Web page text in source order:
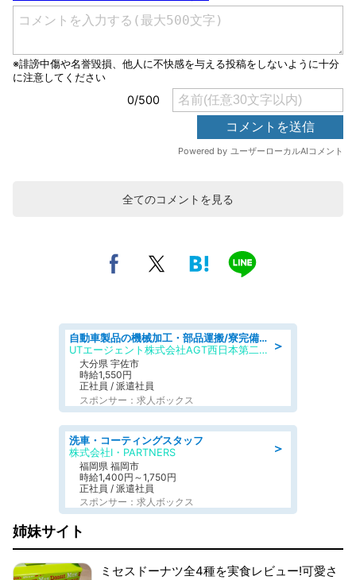
全てのコメントを見る
＞
自動車製品の機械加工・部品運搬/寮完備/日払い/工場・製造
UTエージェント株式会社AGT西日本第二CU
大分県 宇佐市
時給1,550円
正社員 / 派遣社員
スポンサー：求人ボックス
＞
洗車・コーティングスタッフ
株式会社I・PARTNERS
福岡県 福岡市
時給1,400円～1,750円
正社員 / 派遣社員
スポンサー：求人ボックス
姉妹サイト
ミセスドーナツ全4種を実食レビュー!可愛さ